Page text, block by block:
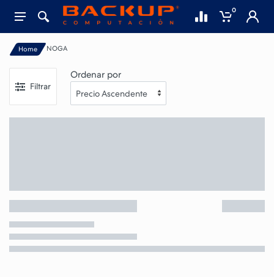
0
Home NOGA
Filtrar
Ordenar por